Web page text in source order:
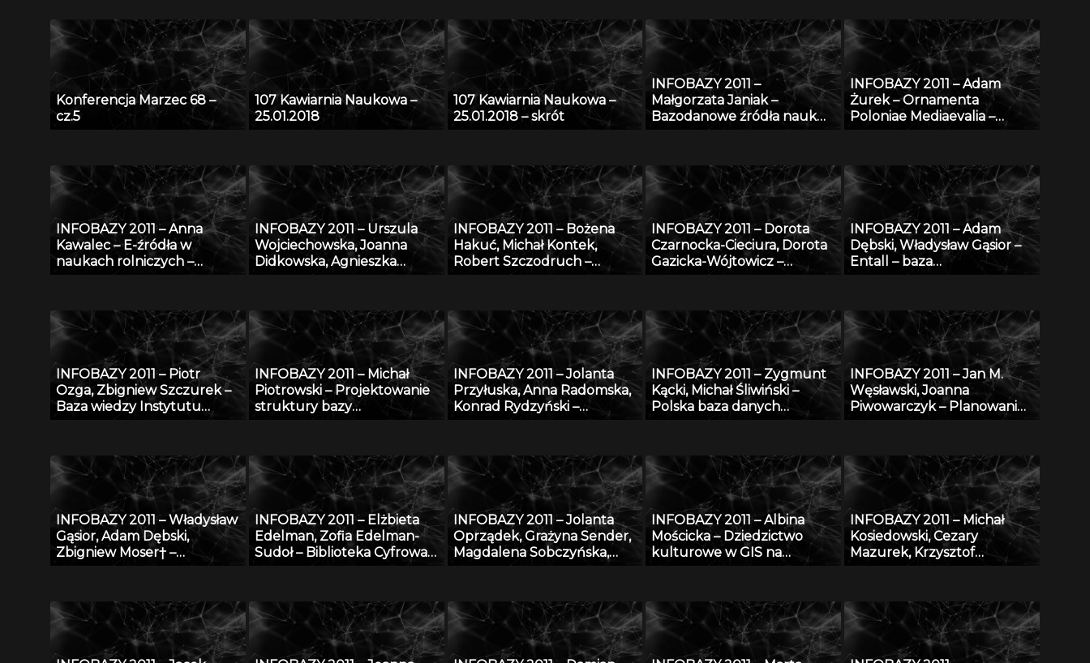
Konferencja Marzec 68 –
cz.5
107 Kawiarnia Naukowa –
25.01.2018
107 Kawiarnia Naukowa –
25.01.2018 – skrót
INFOBAZY 2011 –
Małgorzata Janiak –
Bazodanowe źródła nauk
INFOBAZY 2011 – Adam
Żurek – Ornamenta
Poloniae Mediaevalia –
form i detalu na tle
europejskim
INFOBAZY 2011 – Anna
Kawalec – E-źródła w
naukach rolniczych –
kontekście tworzenia baz
danych
INFOBAZY 2011 – Urszula
Wojciechowska, Joanna
Didkowska, Agnieszka
wymiany wiedzy o
zagrożeniu nowotworami
złośliwymi
INFOBAZY 2011 – Bożena
Hakuć, Michał Kontek,
Robert Szczodruch –
Pomorskiej Bibliotece
Cyfrowej
INFOBAZY 2011 – Dorota
Czarnocka-Cieciura, Dorota
Gazicka-Wójtowicz –
coś więcej niż Biblioteka
Cyfrowa
INFOBAZY 2011 – Adam
Dębski, Władysław Gąsior –
Entall – baza
układu Li-Si
INFOBAZY 2011 – Piotr
Ozga, Zbigniew Szczurek –
Baza wiedzy Instytutu
naukowego ITB nauce i
gospodarce
INFOBAZY 2011 – Michał
Piotrowski – Projektowanie
struktury bazy
ograniczonych zasobów
INFOBAZY 2011 – Jolanta
Przyłuska, Anna Radomska,
Konrad Rydzyński –
wiedzą i badaniami
naukowymi w IMP w Łodzi
INFOBAZY 2011 – Zygmunt
Kącki, Michał Śliwiński –
Polska baza danych
działania, zasoby i
perspektywy
INFOBAZY 2011 – Jan M.
Węsławski, Joanna
Piwowarczyk – Planowanie
INFOBAZY 2011 – Władysław
Gąsior, Adam Dębski,
Zbigniew Moser† –
fizykochemicznych metali i
stopów
INFOBAZY 2011 – Elżbieta
Edelman, Zofia Edelman-
Sudoł – Biblioteka Cyfrowa
stan obecny i przyszłość
INFOBAZY 2011 – Jolanta
Oprządek, Grażyna Sender,
Magdalena Sobczyńska,
Maciej Kossakowski, Cong Le
– Bazy danych z zakresu
genomiki, biotechnologii i
jakości produktów
INFOBAZY 2011 – Albina
Mościcka – Dziedzictwo
kulturowe w GIS na
INFOBAZY 2011 – Michał
Kosiedowski, Cezary
Mazurek, Krzysztof
Węglarz, Kacper Zdanowicz
– Raportowanie do
regionalnego nadzoru
specjalistycznego w oparciu